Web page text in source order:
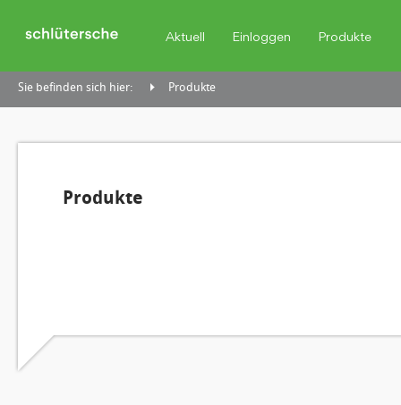
Aktuell Einloggen Produkte
Sie befinden sich hier: Produkte
Produkte